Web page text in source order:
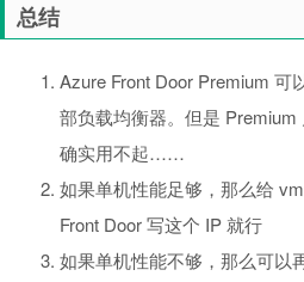
总结
Azure Front Door Premium 可
部负载均衡器。但是
确实用不起……
如果单机性能足够，那么给
Front Door 写这个 IP 就行
如果单机性能不够，那么可以